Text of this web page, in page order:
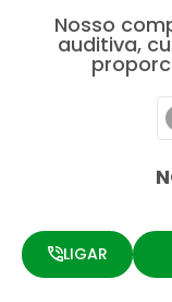
Nosso
auditiva,
LIGAR